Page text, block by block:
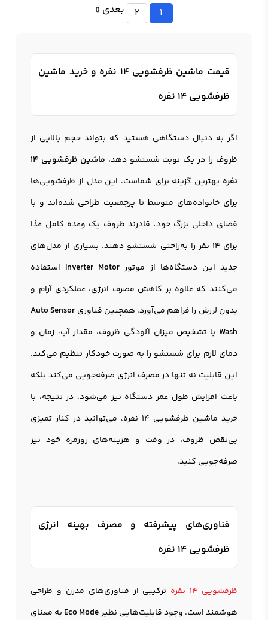
1
2 بعدی »
قیمت ماشین ظرفشویی 14 نفره و خرید ماشین
ظرفشویی 14 نفره
اگر به دنبال دستگاهی هستید که بتواند حجم بالایی از
ظروف را در یک نوبت شستشو دهد،
ماشین ظرفشویی 14
نفره بهترین گزینه برای شماست. این مدل از ظرفشویی‌ها
برای خانواده‌های متوسط تا پرجمعیت طراحی شده‌اند و با
فضای داخلی بزرگ خود، قادرند ظروف یک وعده کامل غذا
برای 14 نفر را به‌راحتی شستشو دهند. بسیاری از مدل‌های
جدید این دستگاه‌ها از موتور Inverter Motor استفاده
می‌کنند که علاوه بر کاهش مصرف انرژی، عملکردی آرام و
بدون لرزش را فراهم می‌آورد. همچنین فناوری Auto Sensor
Wash با تشخیص میزان آلودگی ظروف، مقدار آب، زمان و
دمای لازم برای شستشو را به صورت خودکار تنظیم می‌کند.
این قابلیت نه تنها در مصرف انرژی صرفه‌جویی می‌کند بلکه
باعث افزایش طول عمر دستگاه نیز می‌شود. در نتیجه، با
خرید ماشین ظرفشویی 14 نفره، می‌توانید در کنار تمیزی
بی‌نقص ظروف، در وقت و هزینه‌های روزمره خود نیز
صرفه‌جویی کنید.
فناوری‌های پیشرفته و مصرف بهینه انرژی
ظرفشویی 14 نفره
ظرفشویی 14 نفره
ترکیبی از فناوری‌های مدرن و طراحی
هوشمند است. وجود قابلیت‌هایی نظیرEco Mode به معنای